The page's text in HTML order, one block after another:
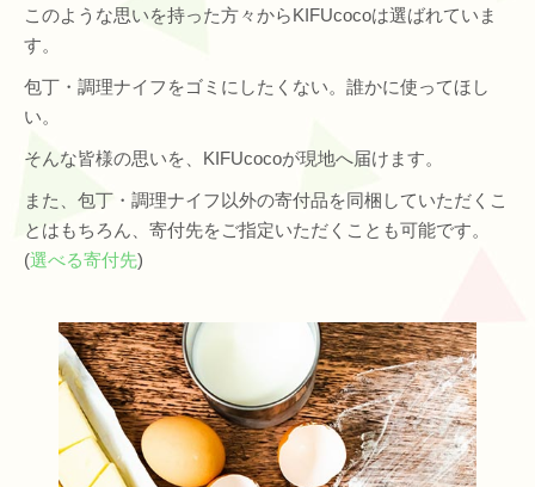
このような思いを持った方々からKIFUcocoは選ばれていま
す。
包丁・調理ナイフをゴミにしたくない。誰かに使ってほし
い。
そんな皆様の思いを、KIFUcocoが現地へ届けます。
また、包丁・調理ナイフ以外の寄付品を同梱していただくこ
とはもちろん、寄付先をご指定いただくことも可能です。
(選べる寄付先)